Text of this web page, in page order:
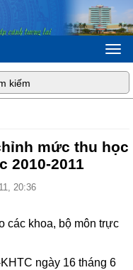
mức thu học
2010-2011
20:36
các khoa, bộ môn trực
ngày 16 tháng 6